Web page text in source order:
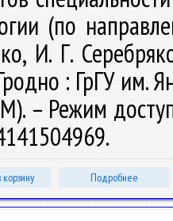
(по
И. Г.
: ГрГУ им.
– Режим
Подробнее